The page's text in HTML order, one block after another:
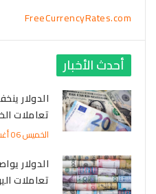
FreeCurrencyRates.com
أحدث الأخبار
الدولار
تعاملات
الخميس 06 أغسطس 2026-10:26
الدولار
تعاملات اليوم